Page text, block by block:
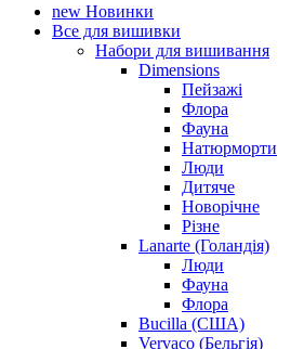
new Новинки
Все для вишивки
Набори для вишивання
Dimensions
Пейзажі
Флора
Фауна
Натюрморти
Люди
Дитяче
Новорічне
Різне
Lanarte (Голандія)
Люди
Фауна
Флора
Bucilla (США)
Vervaco (Бельгія)